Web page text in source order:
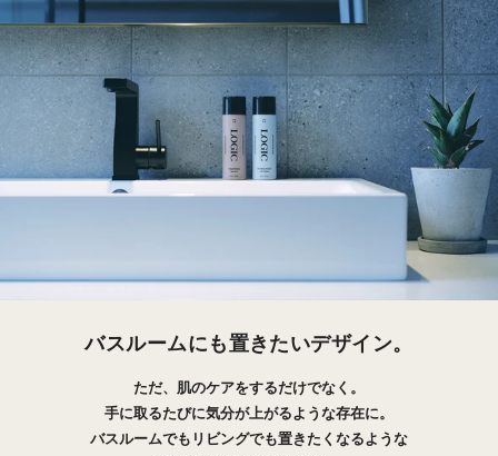
バスルームにも置きたいデザイン。
ただ、肌のケアをするだけでなく。
手に取るたびに気分が上がるような存在に。
バスルームでもリビングでも置きたくなるような